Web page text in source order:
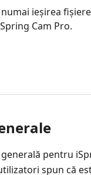
ieșirea
Cam Pro.
pentru
spun că